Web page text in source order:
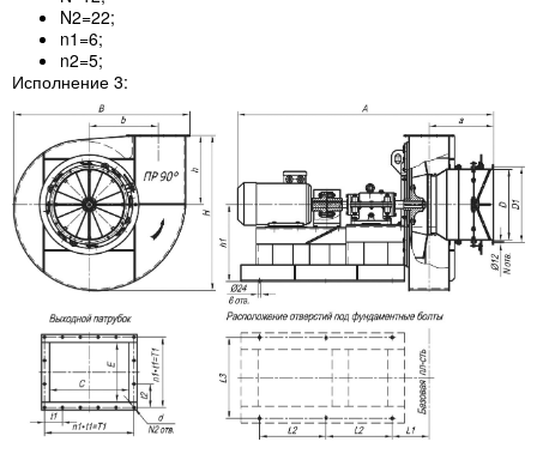
N2=22;
n1=6;
n2=5;
Исполнение 3: